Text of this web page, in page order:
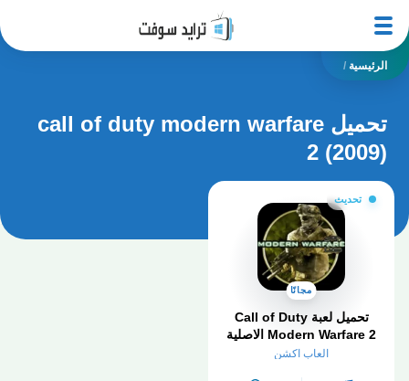
الرئيسية /
تحميل call of duty modern warfare
2 (2009)
تحديث
مجانًا
تحميل لعبة Call of Duty
Modern Warfare 2 الاصلية
للكمبيوتر
العاب اكشن